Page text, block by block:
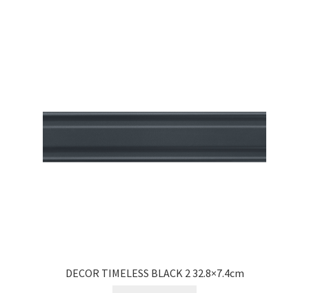
DECOR TIMELESS BLACK 2 32.8×7.4cm